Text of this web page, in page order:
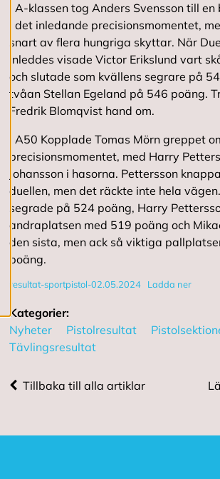
R
e
d
i
g
e
r
a
c
o
o
k
i
e
s
A
v
v
s
a
l
l
a
e
I A-klassen tog Anders Svensson till
i det inledande precisionsmomentet,
snart av flera hungriga skyttar. När
inleddes visade Victor Erikslund vart
och slutade som kvällens segrare på
tvåan Stellan Egeland på 546 poäng.
Fredrik Blomqvist hand om.
I A50 Kopplade Tomas Mörn greppet
precisionsmomentet, med Harry
Johansson i hasorna. Pettersson
duellen, men det räckte inte hela
segrade på 524 poäng, Harry
andraplatsen med 519 poäng och
den sista, men ack så viktiga
poäng.
resultat-sportpistol-02.05.2024 Ladda ner
Kategorier:
Nyheter
Pistolresultat
Tävlingsresultat
Tillbaka till alla artiklar